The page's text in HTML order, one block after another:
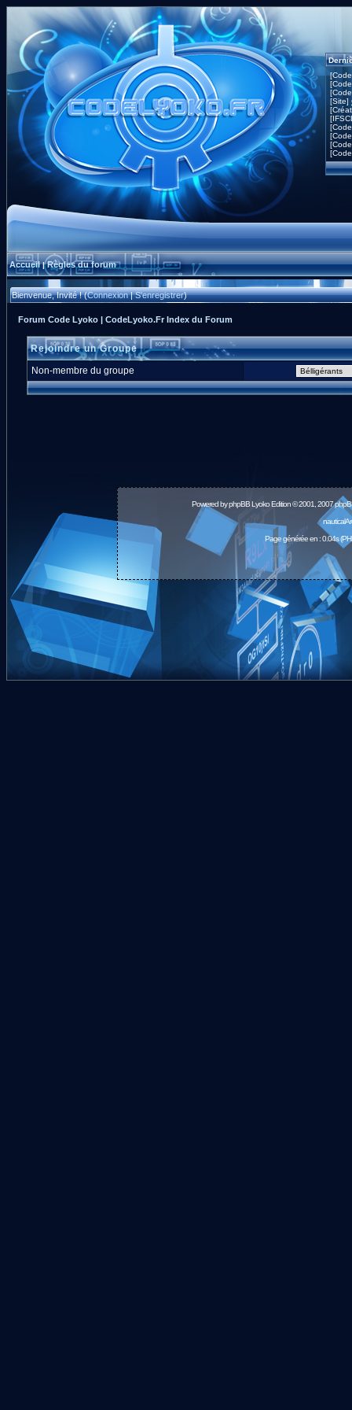
[Site]
Accueil|Règles du forum
Bienvenue, Invité ! (Connexion|S'enregistrer)
Forum Code Lyoko | CodeLyoko.Fr Index du Forum
Rejoindre un Groupe
Non-membre du groupe
Powered byphpBBLyoko Edition © 2001, 2007
Page générée en : 0.04s